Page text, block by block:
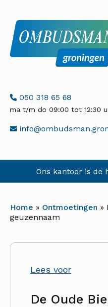
Telefoonnummer:
050 318 65 68
ma t/m do 09:00 tot 12:30
E-
Ons kantoor is de
Home » Ontmoetingen »
geuzennaam
Lees voor
De Oude